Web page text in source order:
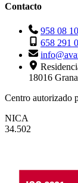
Contacto
958 08
658 291
18016
Centro autorizado
NICA
34.502